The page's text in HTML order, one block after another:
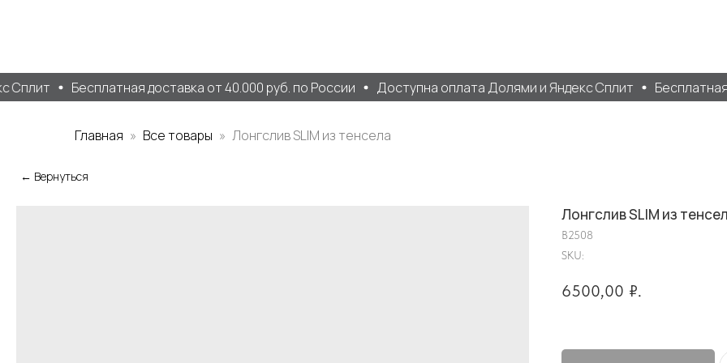
Бесплатная доставка от 40.000 руб. по России Доступна оплата Долями и Яндекс Сплит Бесплатная
Главная Все товары Лонгслив SLIM из тенсела
← Вернуться
Лонгслив SLIM из
B2508
SKU:
6500,00 ₽.